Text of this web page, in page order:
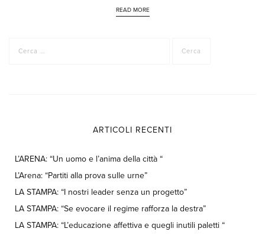
READ MORE
per:
ARTICOLI RECENTI
L’ARENA: “Un uomo e l’anima della città “
L’Arena: “Partiti alla prova sulle urne”
LA STAMPA: “I nostri leader senza un progetto”
LA STAMPA: “Se evocare il regime rafforza la destra”
LA STAMPA: “L’educazione affettiva e quegli inutili paletti “